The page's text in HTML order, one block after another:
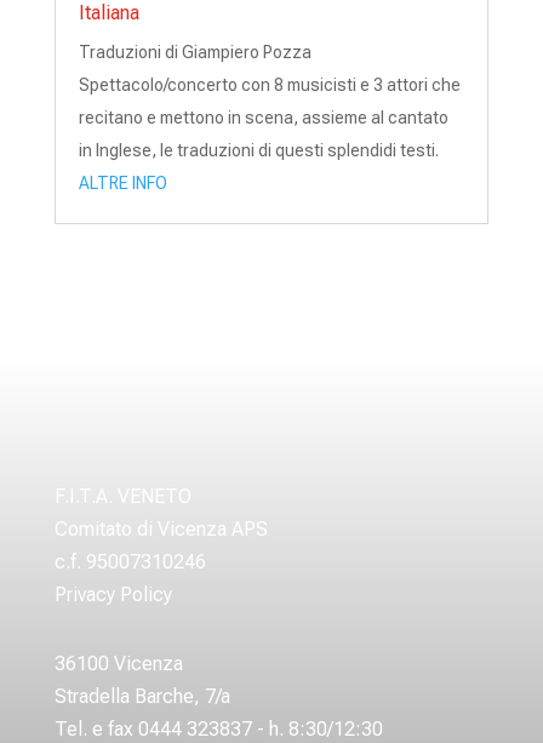
Italiana
Traduzioni di Giampiero Pozza
Spettacolo/concerto con 8 musicisti e 3 attori che
recitano e mettono in scena, assieme al cantato
in Inglese, le traduzioni di questi splendidi testi.
ALTRE INFO
F.I.T.A. VENETO
Comitato di Vicenza APS
c.f. 95007310246
Privacy Policy
36100 Vicenza
Stradella Barche, 7/a
Tel. e fax 0444 323837 - h. 8:30/12:30